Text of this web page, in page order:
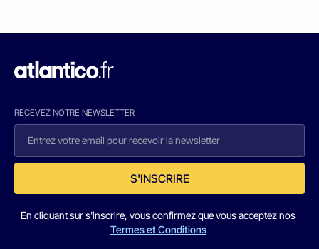
RECEVEZ NOTRE NEWSLETTER
S'INSCRIRE
En cliquant sur s'inscrire, vous confirmez que vous acceptez nos
Termes et Conditions